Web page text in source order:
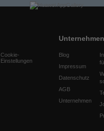
Cookie-
Einstellungen
Unternehmen
Blog
Impressum
Datenschutz
AGB
Unternehmen